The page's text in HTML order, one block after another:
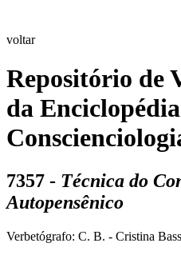
voltar
Repositório de
da
7357 - Técnica do
Autopensênico
Verbetógrafo: C. B. - Cristina